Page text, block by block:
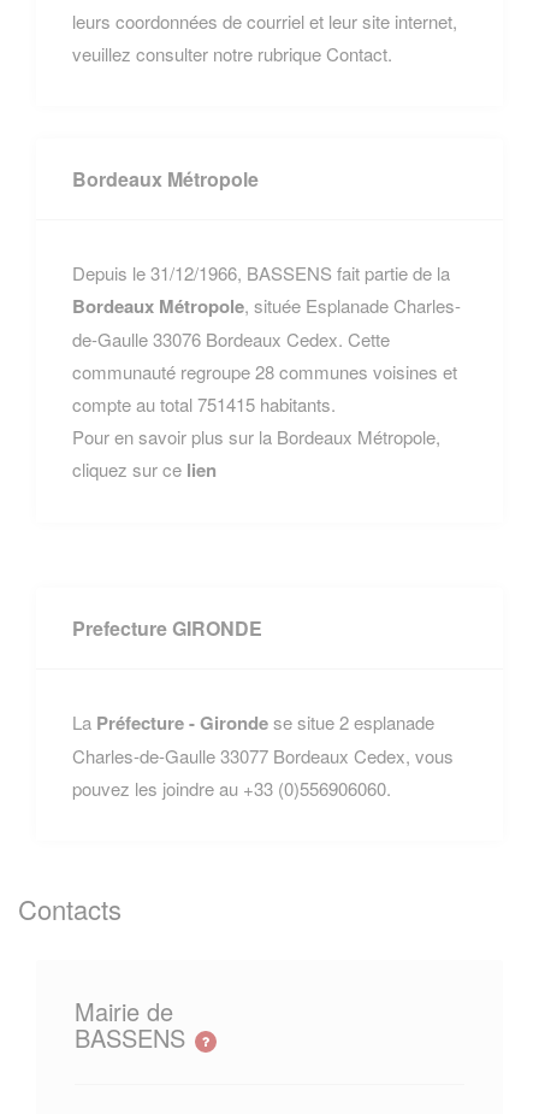
leurs coordonnées de courriel et leur site internet,
veuillez consulter notre rubrique Contact.
Bordeaux Métropole
Depuis le 31/12/1966, BASSENS fait partie de la
Bordeaux Métropole, située Esplanade Charles-
de-Gaulle 33076 Bordeaux Cedex. Cette
communauté regroupe 28 communes voisines et
compte au total 751415 habitants.
Pour en savoir plus sur la Bordeaux Métropole,
cliquez sur ce lien
Prefecture GIRONDE
La Préfecture - Girondese situe 2 esplanade
Charles-de-Gaulle 33077 Bordeaux Cedex, vous
pouvez les joindre au +33 (0)556906060.
Contacts
Mairie de
BASSENS